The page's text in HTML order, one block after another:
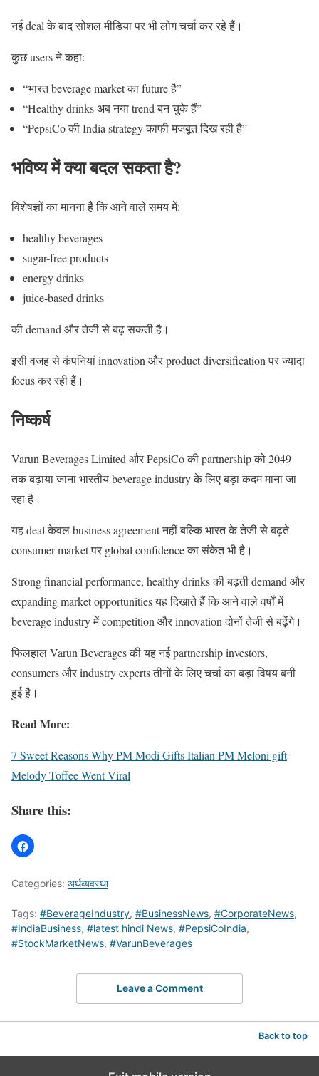
नई deal के बाद सोशल मीडिया पर भी लोग चर्चा कर रहे हैं।
कुछ users ने कहा:
“भारत beverage market का future है”
“Healthy drinks अब नया trend बन चुके हैं”
“PepsiCo की India strategy काफी मजबूत दिख रही है”
भविष्य में क्या बदल सकता है?
विशेषज्ञों का मानना है कि आने वाले समय में:
healthy beverages
sugar-free products
energy drinks
juice-based drinks
की demand और तेजी से बढ़ सकती है।
इसी वजह से कंपनियां innovation और product diversification पर ज्यादा
focus कर रही हैं।
निष्कर्ष
Varun Beverages Limited औरPepsiCoकी partnership को 2049
तक बढ़ाया जाना भारतीय beverage industry के लिए बड़ा कदम माना जा
रहा है।
यह deal केवल business agreement नहीं बल्कि भारत के तेजी से बढ़ते
consumer market पर global confidence का संकेत भी है।
Strong financial performance, healthy drinks की बढ़ती demand और
expanding market opportunities यह दिखाते हैं कि आने वाले वर्षों में
beverage industry में competition और innovation दोनों तेजी से बढ़ेंगे।
फिलहाल Varun Beverages की यह नई partnership investors,
consumers और industry experts तीनों के लिए चर्चा का बड़ा विषय बनी
हुई है।
Read More:
7 Sweet Reasons Why PM Modi Gifts Italian PM Meloni gift
Melody Toffee Went Viral
Share this:
Categories: अर्थव्यवस्था
Tags: #BeverageIndustry, #BusinessNews, #CorporateNews,
#IndiaBusiness, #latest hindi News, #PepsiCoIndia,
#StockMarketNews, #VarunBeverages
Leave a Comment
Back to top